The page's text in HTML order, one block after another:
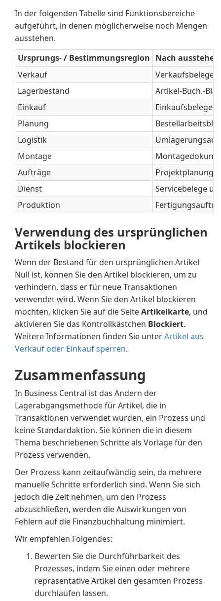
In der folgenden Tabelle sind Funktionsbereiche
aufgeführt, in denen möglicherweise noch Mengen
ausstehen.
Ursprungs- / Bestimmungsregion Nach
Verkauf
Verkaufsbelege,
Lagerbestand
Artikel-Buch.-
Einkauf
Einkaufsbelege,
Planung
Logistik
Montage
Aufträge
Dienst
Servicebelege
Produktion
Verwendung des ursprünglichen
Artikels blockieren
Wenn der Bestand für den ursprünglichen Artikel
Null ist, können Sie den Artikel blockieren, um zu
verhindern, dass er für neue Transaktionen
verwendet wird. Wenn Sie den Artikel blockieren
möchten, klicken Sie auf die SeiteArtikelkarte, und
aktivieren Sie das Kontrollkästchen Blockiert.
Weitere Informationen finden Sie unterArtikel aus
Verkauf oder Einkauf sperren.
Zusammenfassung
In Business Central ist das Ändern der
Lagerabgangsmethode für Artikel, die in
Transaktionen verwendet wurden, ein Prozess und
keine Standardaktion. Sie können die in diesem
Thema beschriebenen Schritte als Vorlage für den
Prozess verwenden.
Der Prozess kann zeitaufwändig sein, da mehrere
manuelle Schritte erforderlich sind. Wenn Sie sich
jedoch die Zeit nehmen, um den Prozess
abzuschließen, werden die Auswirkungen von
Fehlern auf die Finanzbuchhaltung minimiert.
Wir empfehlen Folgendes:
Bewerten Sie die Durchführbarkeit des
Prozesses, indem Sie einen oder mehrere
repräsentative Artikel den gesamten Prozess
durchlaufen lassen.